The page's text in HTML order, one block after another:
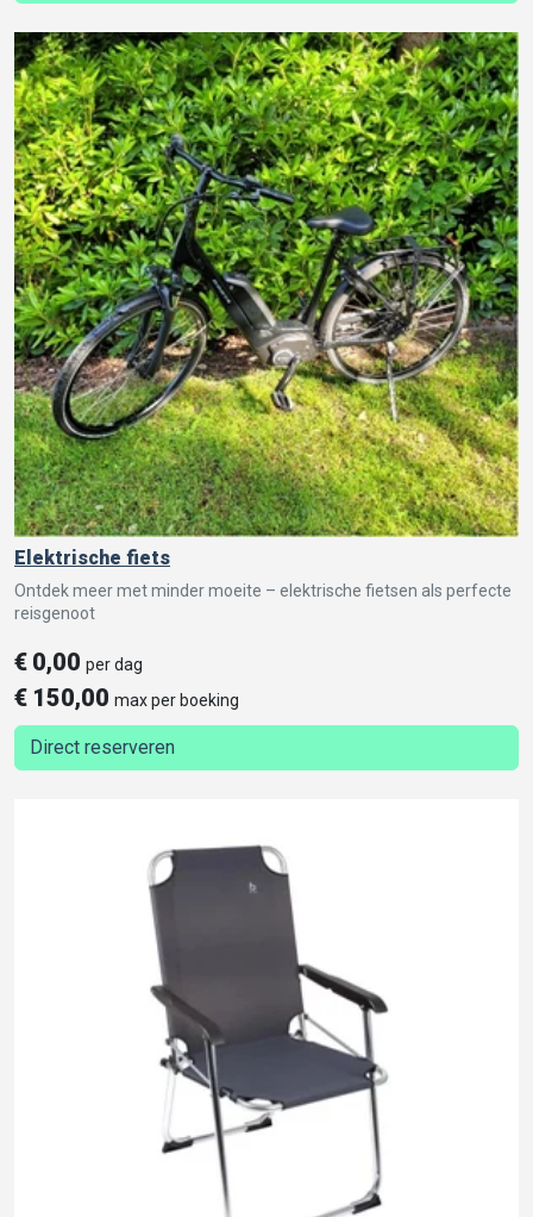
Elektrische fiets
Ontdek meer met minder moeite – elektrische fietsen als perfecte
reisgenoot
€ 0,00 per dag
€ 150,00 max per boeking
Direct reserveren